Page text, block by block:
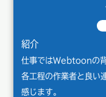
紹介
仕事ではWebtoonの背
各工程の作業者と良い
感じます。